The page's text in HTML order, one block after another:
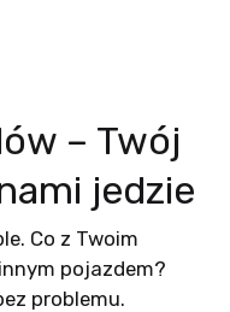
– Twój
jedzie
Co z Twoim
pojazdem?
problemu.